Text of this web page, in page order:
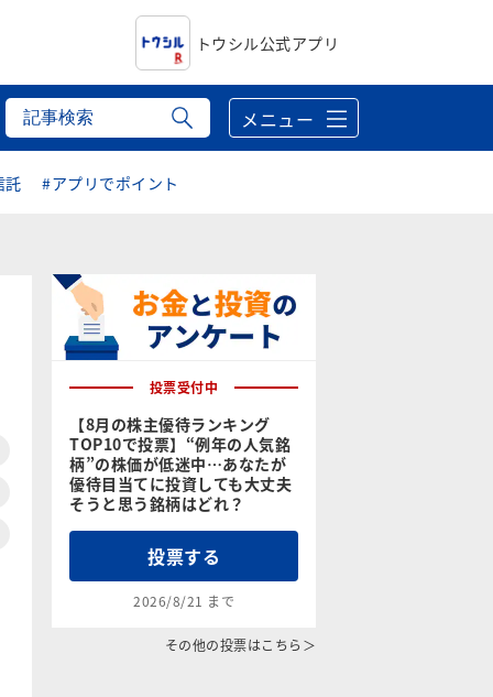
トウシル公式アプリ
メニュー
託 #アプリでポイント
投票受付中
【8月の株主優待ランキング
TOP10で投票】“例年の人気銘
柄”の株価が低迷中…あなたが
優待目当てに投資しても大丈夫
そうと思う銘柄はどれ？
投票する
2026/8/21 まで
その他の投票はこちら＞